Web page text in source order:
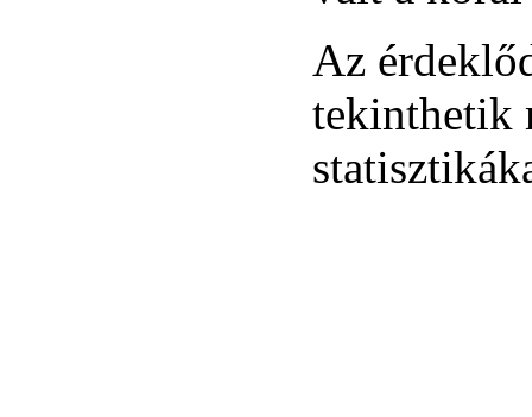
Az
tekinthetik